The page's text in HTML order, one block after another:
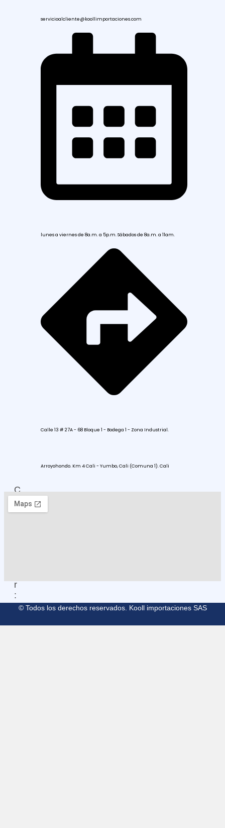
servicioalcliente@koollimportaciones.com
lunes a viernes de 8a.m. a 5p.m. Sábados de 8a.m. a 11am.
Calle 13 # 27A - 68 Bloque 1 - Bodega 1 - Zona Industrial.
Arroyohondo. Km 4 Cali - Yumbo, Cali (Comuna 1). Cali
C
O
M
R
:
© Todos los derechos reservados. Kooll importaciones SAS